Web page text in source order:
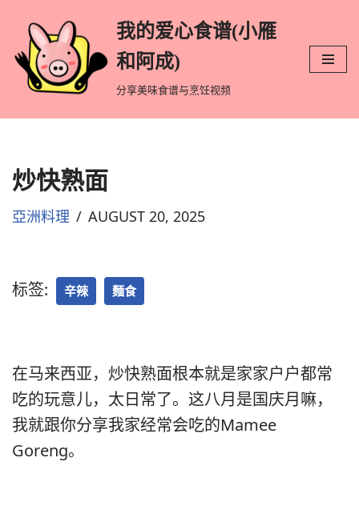
跳
至
文
我的爱心食谱(小雁
和阿成)
分享美味食谱与烹饪视频
炒快熟面
亞洲料理 AUGUST 20, 2025
标签: 辛辣 麵食
在马来西亚，炒快熟面根本就是家家户户都常
吃的玩意儿，太日常了。这八月是国庆月嘛，
我就跟你分享我家经常会吃的Mamee
Goreng。